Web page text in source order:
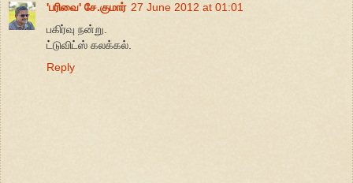
'பரிவை' சே.குமார் 27 June 2012 at 01:01
பகிர்வு நன்று.
ட்டுவிட்ஸ் கலக்கல்.
Reply